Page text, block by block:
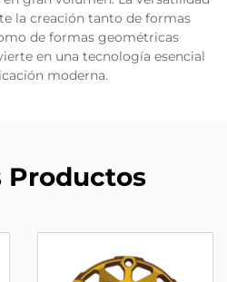
la creación tanto de formas
de formas geométricas
en una tecnología esencial
moderna.
Productos